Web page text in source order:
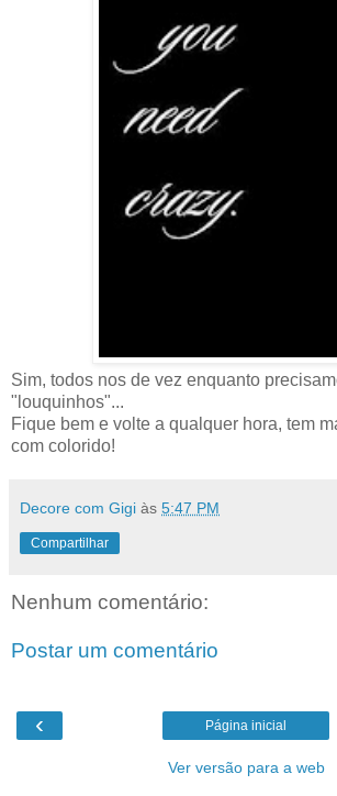
Sim, todos nos de vez enquanto
"louquinhos"...
Fique bem e volte a qualquer hora, tem
com colorido!
Decore com Gigi às 5:47 PM
Compartilhar
Nenhum comentário:
Postar um comentário
‹ Página inicial
Ver versão para a web